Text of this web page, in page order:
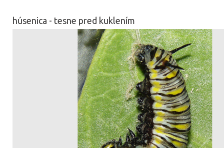
húsenica - tesne pred kuklením